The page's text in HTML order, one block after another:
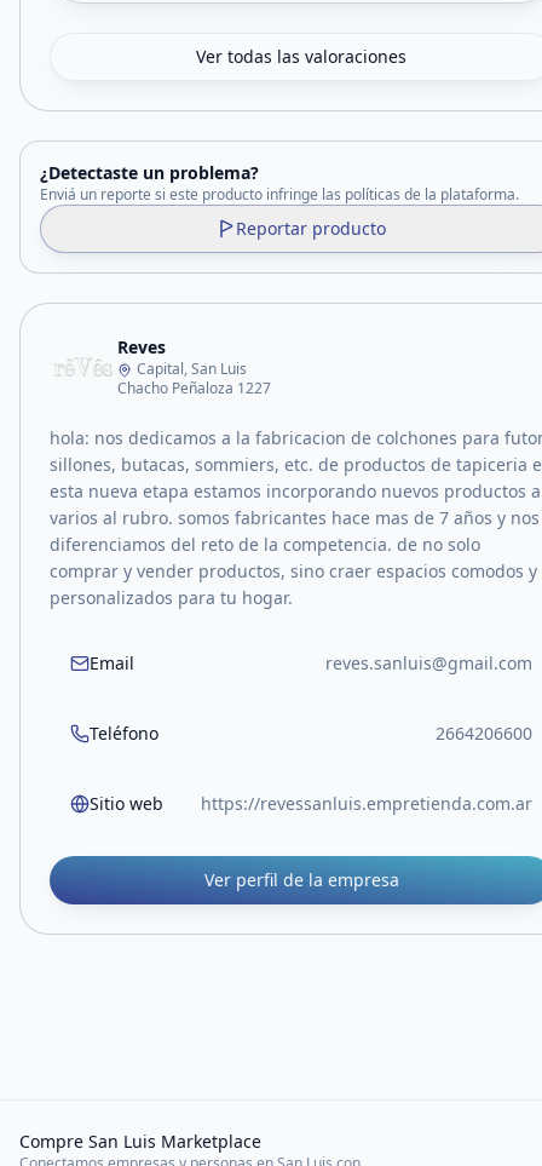
Ver todas las valoraciones
¿Detectaste un problema?
Enviá un reporte si este producto infringe las políticas de la plataforma.
Reportar producto
Reves
Capital, San Luis
Chacho Peñaloza 1227
hola: nos dedicamos a la fabricacion de colchones para
sillones, butacas, sommiers, etc. de productos de tapiceria
esta nueva etapa estamos incorporando nuevos productos
varios al rubro. somos fabricantes hace mas de 7 años y nos
diferenciamos del reto de la competencia. de no solo
comprar y vender productos, sino craer espacios comodos y
personalizados para tu hogar.
Email reves.sanluis@gmail.com
Teléfono 2664206600
Sitio web https://revessanluis.empretienda.com.ar
Ver perfil de la empresa
Compre San Luis Marketplace